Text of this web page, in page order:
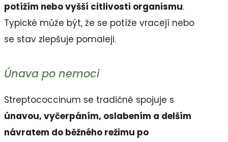
potížím nebo vyšší citlivosti organismu.
Typické může být, že se potíže vracejí nebo
se stav zlepšuje pomaleji.
Únava po nemoci
Streptococcinum se tradičně spojuje s
únavou, vyčerpáním, oslabením a delším
návratem do běžného režimu po